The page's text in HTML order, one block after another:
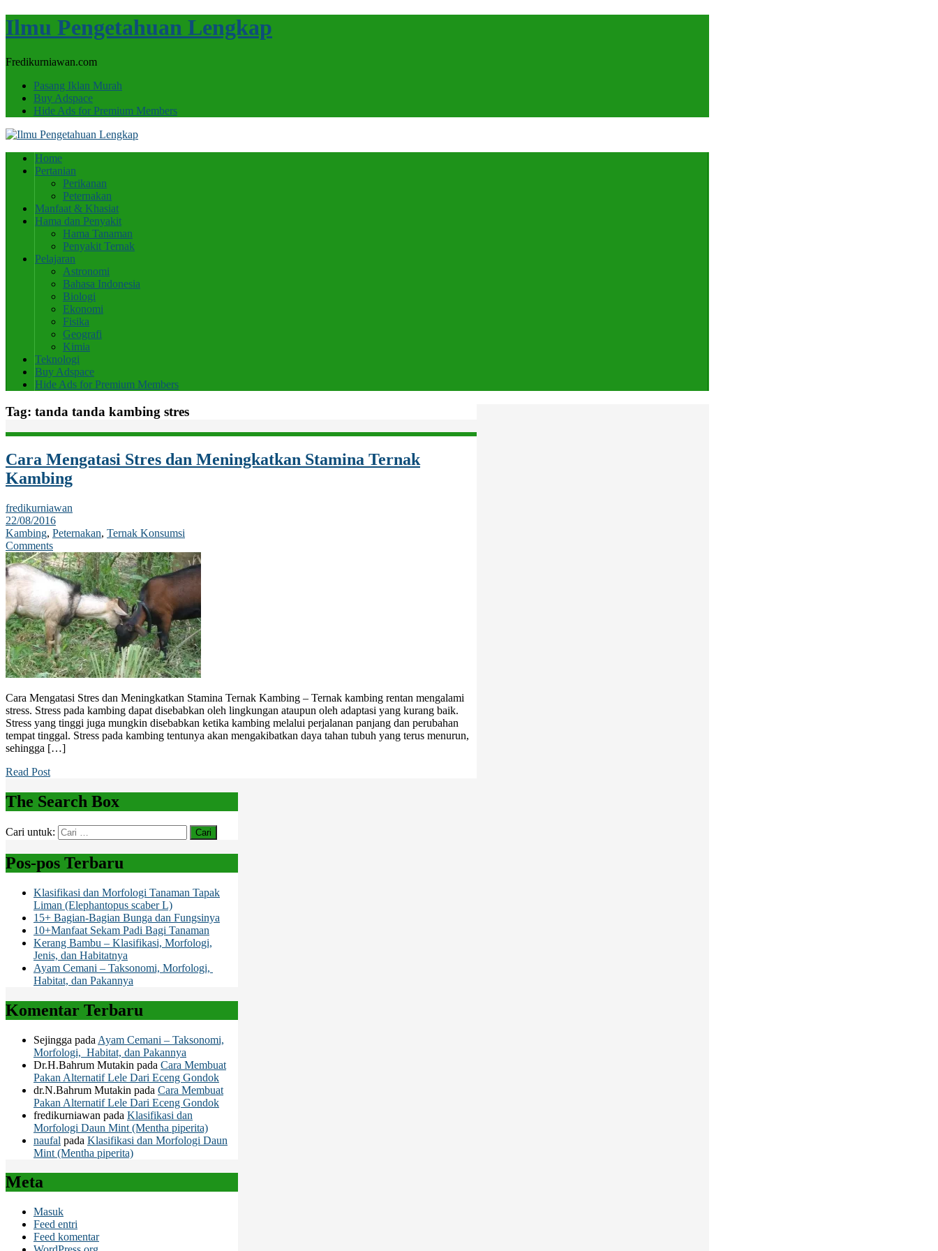
Ilmu Pengetahuan Lengkap
Fredikurniawan.com
Pasang Iklan Murah
Buy Adspace
Hide Ads for Premium Members
Home
Pertanian
Perikanan
Peternakan
Manfaat & Khasiat
Hama dan Penyakit
Hama Tanaman
Penyakit Ternak
Pelajaran
Astronomi
Bahasa Indonesia
Biologi
Ekonomi
Fisika
Geografi
Kimia
Teknologi
Buy Adspace
Hide Ads for Premium Members
Tag: tanda tanda kambing stres
Cara Mengatasi Stres dan Meningkatkan Stamina Ternak
Kambing
fredikurniawan
22/08/2016
Kambing, Peternakan, Ternak Konsumsi
Comments
Cara Mengatasi Stres dan Meningkatkan Stamina Ternak Kambing – Ternak kambing rentan mengalami
stress. Stress pada kambing dapat disebabkan oleh lingkungan ataupun oleh adaptasi yang kurang baik.
Stress yang tinggi juga mungkin disebabkan ketika kambing melalui perjalanan panjang dan perubahan
tempat tinggal. Stress pada kambing tentunya akan mengakibatkan daya tahan tubuh yang terus menurun,
sehingga […]
Read Post
The Search Box
Cari untuk:
Pos-pos Terbaru
Klasifikasi dan Morfologi Tanaman Tapak
Liman (Elephantopus scaber L)
15+ Bagian-Bagian Bunga dan Fungsinya
10+Manfaat Sekam Padi Bagi Tanaman
Kerang Bambu – Klasifikasi, Morfologi,
Jenis, dan Habitatnya
Ayam Cemani – Taksonomi, Morfologi,
Habitat, dan Pakannya
Komentar Terbaru
Sejingga pada Ayam Cemani – Taksonomi,
Morfologi, Habitat, dan Pakannya
Dr.H.Bahrum Mutakin pada Cara Membuat
Pakan Alternatif Lele Dari Eceng Gondok
dr.N.Bahrum Mutakin pada Cara Membuat
Pakan Alternatif Lele Dari Eceng Gondok
fredikurniawan pada Klasifikasi dan
Morfologi Daun Mint (Mentha piperita)
naufal pada Klasifikasi dan Morfologi Daun
Mint (Mentha piperita)
Meta
Masuk
Feed entri
Feed komentar